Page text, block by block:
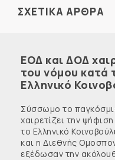
ΣΧΕΤΙΚΑ ΑΡΘΡΑ
ΕΟΔ και ΔΟΔ
του νόμου κατά
Ελληνικό
Σύσσωμο το
χαιρετίζει την
το Ελληνικό
και η Διεθνής
εξέδωσαν την